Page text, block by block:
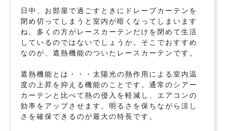
日中、お部屋で過ごすときにドレープカーテンを
閉め切ってしまうと室内が暗くなってしまいます
ね。多くの方がレースカーテンだけを閉めて生活
しているのではないでしょうか。そこでおすすめ
なのが、遮熱機能のついたレースカーテンです。
遮熱機能とは・・・太陽光の熱作用による室内温
度の上昇を抑える機能のことです。通常のシアー
カーテンと比べて熱の侵入を軽減し、エアコンの
効率をアップさせます。明るさを保ちながら涼し
さを確保できるのが最大の特長です。